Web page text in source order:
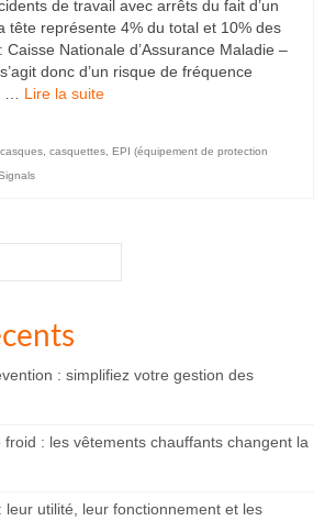
de travail avec arrêts du fait d’un
tête représente 4% du total et 10% des
Caisse Nationale d’Assurance Maladie –
donc d’un risque de fréquence
… Lire la suite­­
casques casquettes EPI (équipement de protection
: simplifiez votre gestion des
froid : les vêtements chauffants changent la
leur utilité, leur fonctionnement et les